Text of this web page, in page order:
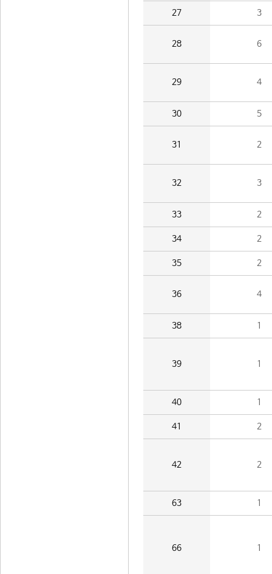
27 3
28 6
29 4
30 5
31 2
32 3
33 2
34 2
35 2
36 4
38 1
39 1
40 1
41 2
42 2
63 1
66 1